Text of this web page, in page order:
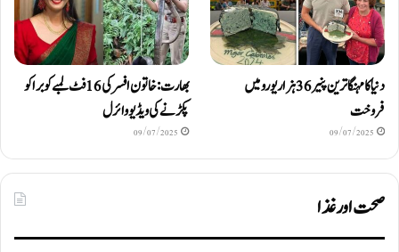
دنیا کا مہنگا ترین پنیر 36 ہزار یورو میں
فروخت
09/07/2025
بھارت: خاتون افسر کی 16 فٹ لمبے کوبرا کو
پکڑنے کی ویڈیو وائرل
09/07/2025
صحت اور غذا